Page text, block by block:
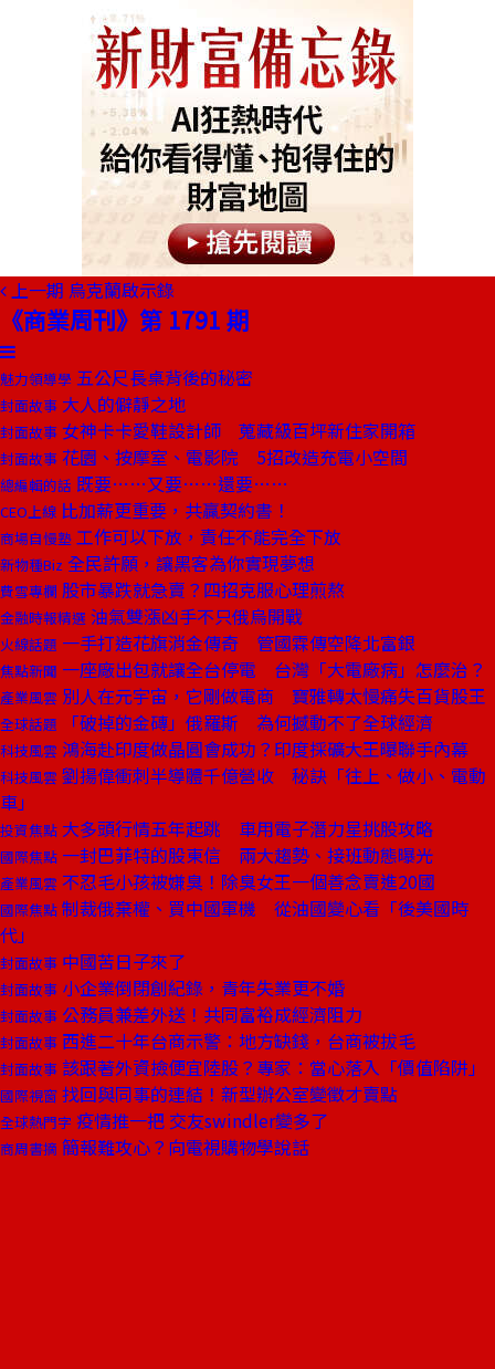
上一期 烏克蘭啟示錄
《商業周刊》第 1791 期
魅力領導學 五公尺長桌背後的秘密
封面故事 大人的僻靜之地
封面故事 女神卡卡愛鞋設計師 蒐藏級百坪新住家開箱
封面故事 花園、按摩室、電影院 5招改造充電小空間
總編輯的話 既要……又要……還要……
CEO上線 比加薪更重要，共贏契約書！
商場自慢塾 工作可以下放，責任不能完全下放
新物種Biz 全民許願，讓黑客為你實現夢想
費雪專欄 股市暴跌就急賣？四招克服心理煎熬
金融時報精選 油氣雙漲凶手不只俄烏開戰
火線話題 一手打造花旗消金傳奇 管國霖傳空降北富銀
焦點新聞 一座廠出包就讓全台停電 台灣「大電廠病」怎麼治？
產業風雲 別人在元宇宙，它剛做電商 寶雅轉太慢痛失百貨股王
全球話題 「破掉的金磚」俄羅斯 為何撼動不了全球經濟
科技風雲 鴻海赴印度做晶圓會成功？印度採礦大王曝聯手內幕
科技風雲 劉揚偉衝刺半導體千億營收 秘訣「往上、做小、電動
車」
投資焦點 大多頭行情五年起跳 車用電子潛力星挑股攻略
國際焦點 一封巴菲特的股東信 兩大趨勢、接班動態曝光
產業風雲 不忍毛小孩被嫌臭！除臭女王一個善念賣進20國
國際焦點 制裁俄棄權、買中國軍機 從油國變心看「後美國時
代」
封面故事 中國苦日子來了
封面故事 小企業倒閉創紀錄，青年失業更不婚
封面故事 公務員兼差外送！共同富裕成經濟阻力
封面故事 西進二十年台商示警：地方缺錢，台商被拔毛
封面故事 該跟著外資撿便宜陸股？專家：當心落入「價值陷阱」
國際視窗 找回與同事的連結！新型辦公室變徵才賣點
全球熱門字 疫情推一把 交友swindler變多了
商周書摘 簡報難攻心？向電視購物學說話